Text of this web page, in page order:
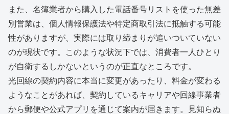
また、名簿業者から購入した電話番号リストを使った無差
別営業は、個人情報保護法や特定商取引法に抵触する可能
性がありますが、実際には取り締まりが追いついていない
のが現状です。このような状況下では、消費者一人ひとり
が自衛するしかないというのが正直なところです。
光回線の契約内容に本当に変更があったり、料金が変わる
ようなことがあれば、契約しているキャリアや回線事業者
から郵便や公式アプリを通じて案内が届きます。見知らぬ